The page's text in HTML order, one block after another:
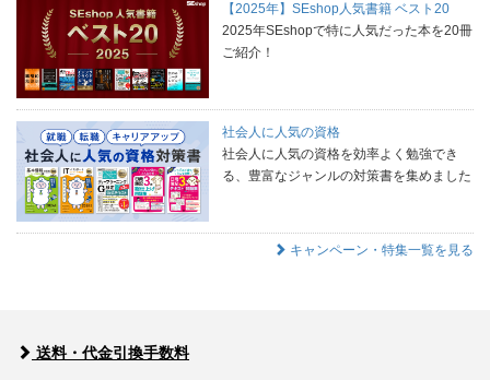
【2025年】SEshop人気書籍 ベスト20
2025年SEshopで特に人気だった本を20冊
ご紹介！
社会人に人気の資格
社会人に人気の資格を効率よく勉強でき
る、豊富なジャンルの対策書を集めました
キャンペーン・特集一覧を見る
送料・代金引換手数料